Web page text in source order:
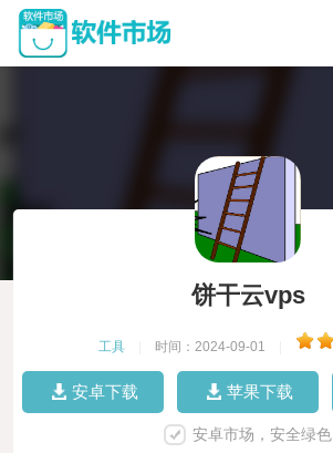
饼干云vps
工具 时间：2024-09-01
安卓下载 苹果下载
安卓市场，安全绿色